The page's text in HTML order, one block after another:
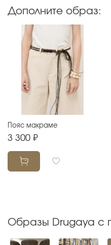
Дополните образ:
Пояс макраме
3 300 ₽
Образы Drugaya с